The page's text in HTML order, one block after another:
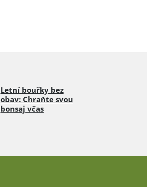
Letní bouřky bez
obav: Chraňte svou
bonsaj včas